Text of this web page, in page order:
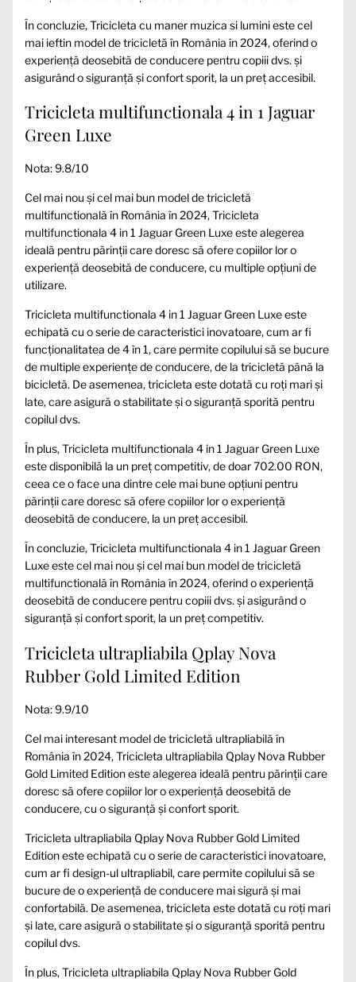
În concluzie, Tricicleta cu maner muzica si lumini este cel
mai ieftin model de tricicletă în România în 2024, oferind o
experiență deosebită de conducere pentru copiii dvs. și
asigurând o siguranță și confort sporit, la un preț accesibil.
Tricicleta multifunctionala 4 in 1 Jaguar
Green Luxe
Nota: 9.8/10
Cel mai nou și cel mai bun model de tricicletă
multifunctională în România în 2024, Tricicleta
multifunctionala 4 in 1 Jaguar Green Luxe este alegerea
ideală pentru părinții care doresc să ofere copiilor lor o
experiență deosebită de conducere, cu multiple opțiuni de
utilizare.
Tricicleta multifunctionala 4 in 1 Jaguar Green Luxe este
echipată cu o serie de caracteristici inovatoare, cum ar fi
funcționalitatea de 4 în 1, care permite copilului să se bucure
de multiple experiențe de conducere, de la tricicletă până la
bicicletă. De asemenea, tricicleta este dotată cu roți mari și
late, care asigură o stabilitate și o siguranță sporită pentru
copilul dvs.
În plus, Tricicleta multifunctionala 4 in 1 Jaguar Green Luxe
este disponibilă la un preț competitiv, de doar 702.00 RON,
ceea ce o face una dintre cele mai bune opțiuni pentru
părinții care doresc să ofere copiilor lor o experiență
deosebită de conducere, la un preț accesibil.
În concluzie, Tricicleta multifunctionala 4 in 1 Jaguar Green
Luxe este cel mai nou și cel mai bun model de tricicletă
multifunctională în România în 2024, oferind o experiență
deosebită de conducere pentru copiii dvs. și asigurând o
siguranță și confort sporit, la un preț competitiv.
Tricicleta ultrapliabila Qplay Nova
Rubber Gold Limited Edition
Nota: 9.9/10
Cel mai interesant model de tricicletă ultrapliabilă în
România în 2024, Tricicleta ultrapliabila Qplay Nova Rubber
Gold Limited Edition este alegerea ideală pentru părinții care
doresc să ofere copiilor lor o experiență deosebită de
conducere, cu o siguranță și confort sporit.
Tricicleta ultrapliabila Qplay Nova Rubber Gold Limited
Edition este echipată cu o serie de caracteristici inovatoare,
cum ar fi design-ul ultrapliabil, care permite copilului să se
bucure de o experiență de conducere mai sigură și mai
confortabilă. De asemenea, tricicleta este dotată cu roți mari
și late, care asigură o stabilitate și o siguranță sporită pentru
copilul dvs.
În plus, Tricicleta ultrapliabila Qplay Nova Rubber Gold